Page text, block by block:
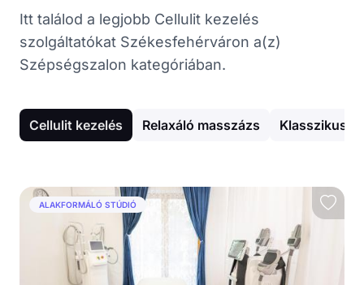
Itt találod a legjobb Cellulit kezelés
szolgáltatókat Székesfehérváron a(z)
Szépségszalon kategóriában.
Cellulit kezelés Relaxáló masszázs Klasszikus
ALAKFORMÁLÓ STÚDIÓ